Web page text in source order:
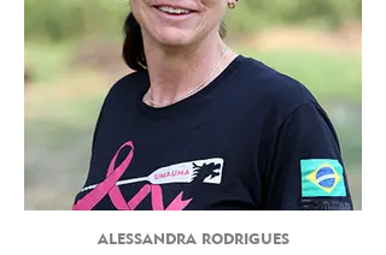
ALESSANDRA RODRIGUES